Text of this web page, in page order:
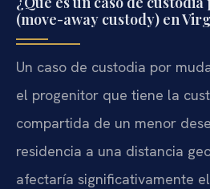
(move-away custody) en
Un caso de custodia por
el progenitor que tiene la
compartida de un menor
residencia a una distancia
afectaría significativamente